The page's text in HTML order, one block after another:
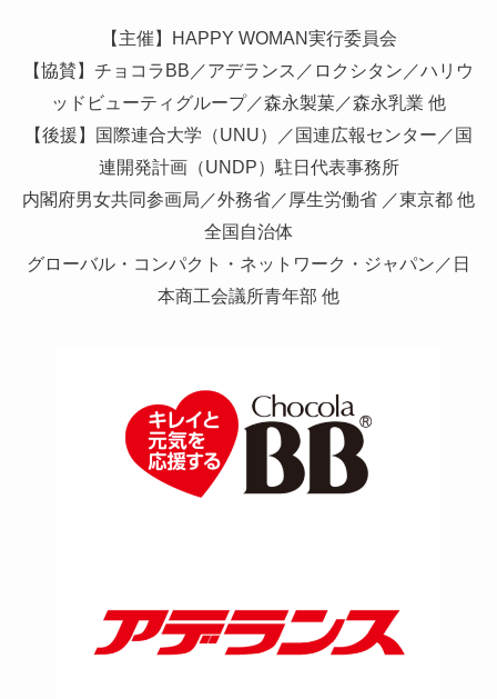
【主催】HAPPY WOMAN実行委員会
【協賛】チョコラBB／アデランス／ロクシタン／ハリウ
ッドビューティグループ／森永製菓／森永乳業 他
【後援】国際連合大学（UNU）／国連広報センター／国
連開発計画（UNDP）駐日代表事務所
内閣府男女共同参画局／外務省／厚生労働省 ／東京都 他
全国自治体
グローバル・コンパクト・ネットワーク・ジャパン／日
本商工会議所青年部 他